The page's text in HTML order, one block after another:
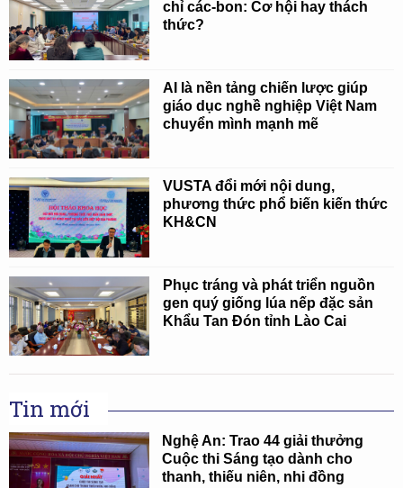
chỉ các-bon: Cơ hội hay thách
thức?
AI là nền tảng chiến lược giúp
giáo dục nghề nghiệp Việt Nam
chuyển mình mạnh mẽ
VUSTA đổi mới nội dung,
phương thức phổ biến kiến thức
KH&CN
Phục tráng và phát triển nguồn
gen quý giống lúa nếp đặc sản
Khẩu Tan Đón tỉnh Lào Cai
Tin mới
Nghệ An: Trao 44 giải thưởng
Cuộc thi Sáng tạo dành cho
thanh, thiếu niên, nhi đồng